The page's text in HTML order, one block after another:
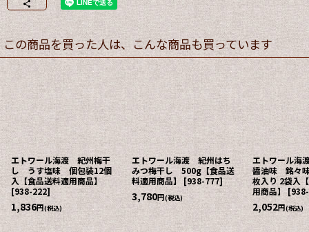
この商品を買った人は、こんな商品も買っています
エトワール海渡 紀州梅干
し うす塩味 個包装12個
入【食品送料適用商品】
[938-222]
1,836円(税込)
エトワール海渡 紀州はち
みつ梅干し 500g【食品送
料適用商品】 [938-777]
3,780円(税込)
エトワール海
醤油味 銘々
枚入り 2袋入
用商品】[
2,052円(税込)